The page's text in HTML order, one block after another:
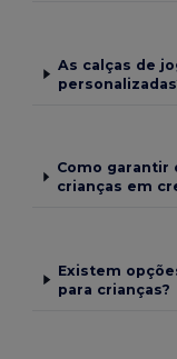
As calças de
Como garantir
crianças em
Existem
para crianças?